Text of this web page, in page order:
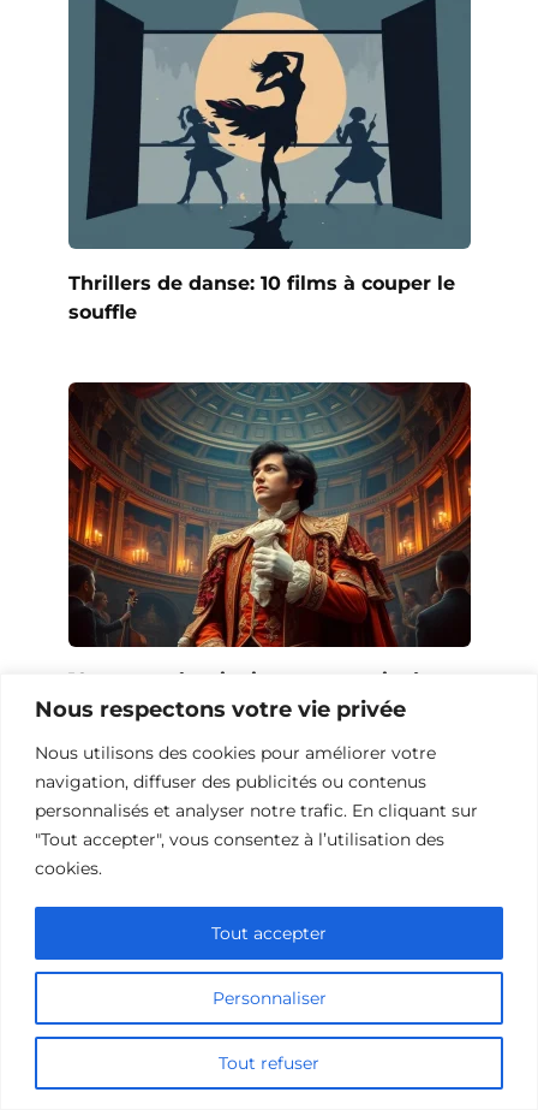
Nous respectons votre vie privée
Nous utilisons des cookies pour améliorer votre
navigation, diffuser des publicités ou contenus
personnalisés et analyser notre trafic. En cliquant sur
"Tout accepter", vous consentez à l’utilisation des
cookies.
Personnaliser
Tout refuser
Tout accepter
Thrillers de danse: 10 films à couper le
souffle
10 œuvres à voir si vous avez aimé
Farinelli